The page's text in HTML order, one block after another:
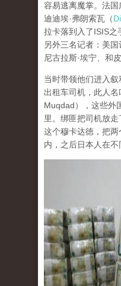
容易逃离魔掌。法
迪迪埃·弗朗索瓦（
拉卡落到入了ISIS之
另外三名记者：美
尼古拉斯·埃宁、和
当时带领他们进入
出租车司机，此人
Muqdad），这些外
里。绑匪把司机放
这个穆卡达徳，把
内，之后日本人在不